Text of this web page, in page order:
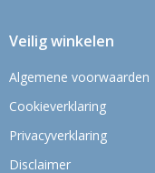
Veilig winkelen
Algemene voorwaarden
Cookieverklaring
Privacyverklaring
Disclaimer